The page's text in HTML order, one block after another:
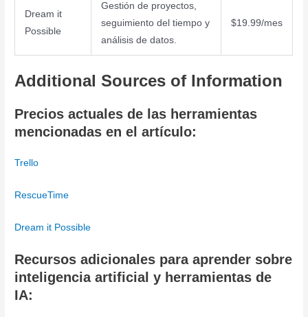
Dream it
Possible
Gestión de proyectos,
seguimiento del tiempo y
análisis de datos.
$19.99/mes
Additional Sources of Information
Precios actuales de las herramientas
mencionadas en el artículo:
Trello
RescueTime
Dream it Possible
Recursos adicionales para aprender sobre
inteligencia artificial y herramientas de
IA: